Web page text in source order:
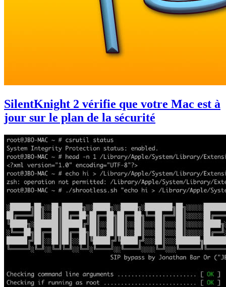
SilentKnight 2 vérifie que votre Mac est à
jour sur le plan de la sécurité